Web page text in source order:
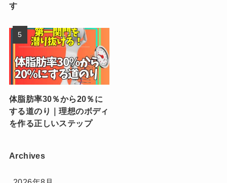
す
体脂肪率30％から20％に
する道のり｜理想のボディ
を作る正しいステップ
Archives